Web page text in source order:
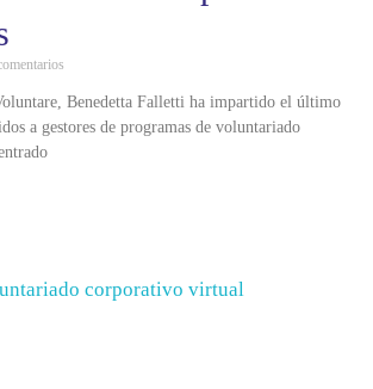
Benedetta Falletti ha impartido el último
a gestores de programas de voluntariado